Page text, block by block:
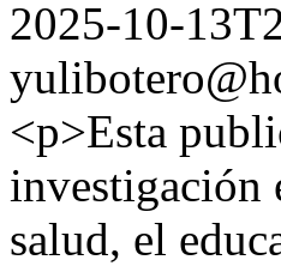
2025-10-
<p>Esta
investigación
salud, el